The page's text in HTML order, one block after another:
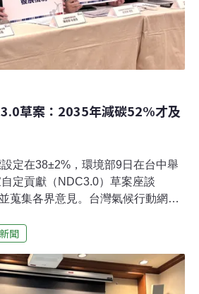
教育部、立委林月琴改善校園空
業區
草案：2035年減碳52%才及
定在38±2%，環境部9日在台中舉
定貢獻（NDC3.0）草案座談
蒐集各界意見。台灣氣候行動網絡
環境保護基金會等環保團體於同日
40%的規劃，引用美國西北太平洋
分析，結果發現，2035年減量幅度
聞